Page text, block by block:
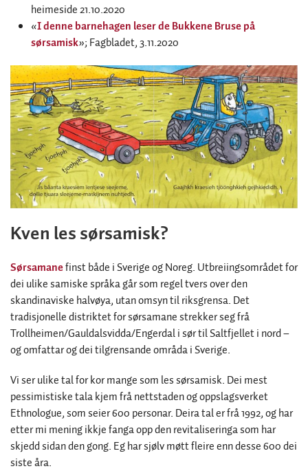
heimeside 21.10.2020
«I denne barnehagen leser de Bukkene Bruse på
sørsamisk»; Fagbladet, 3.11.2020
Kven les sørsamisk?
Sørsamanefinst både i Sverige og Noreg. Utbreiingsområdet for
dei ulike samiske språka går som regel tvers over den
skandinaviske halvøya, utan omsyn til riksgrensa. Det
tradisjonelle distriktet for sørsamane strekker seg frå
Trollheimen/Gauldalsvidda/Engerdal i sør til Saltfjellet i nord –
og omfattar og dei tilgrensande områda i Sverige.
Vi ser ulike tal for kor mange som les sørsamisk. Dei mest
pessimistiske tala kjem frå nettstaden og oppslagsverket
Ethnologue, som seier 600 personar. Deira tal er frå 1992, og har
etter mi mening ikkje fanga opp den revitaliseringa som har
skjedd sidan den gong. Eg har sjølv møtt fleire enn desse 600 dei
siste åra.